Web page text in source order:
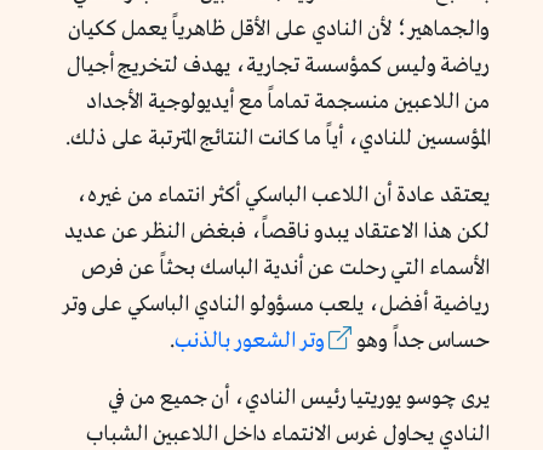
والجماهير؛ لأن النادي على الأقل ظاهرياً يعمل ككيان
رياضة وليس كمؤسسة تجارية، يهدف لتخريج أجيال
من اللاعبين منسجمة تماماً مع أيديولوجية الأجداد
المؤسسين للنادي، أياً ما كانت النتائج المترتبة على ذلك.
يعتقد عادة أن اللاعب الباسكي أكثر انتماء من غيره،
لكن هذا الاعتقاد يبدو ناقصاً، فبغض النظر عن عديد
الأسماء التي رحلت عن أندية الباسك بحثاً عن فرص
رياضية أفضل، يلعب مسؤولو النادي الباسكي على وتر
حساس جداً وهو
وتر الشعور بالذنب.
يرى چوسو يوريتيا رئيس النادي، أن جميع من في
النادي يحاول غرس الانتماء داخل اللاعبين الشباب